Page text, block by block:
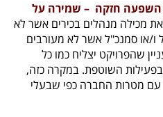
השפעה חזקה – שמירה על
מכילה מנהלים בכירים אשר לא
ו/או סמנכ"ל אשר לא מעורבים
שהפרויקט יצליח כמו כל
השוטפת. במקרה כזה,
עם מטרות החברה כפי שבעלי